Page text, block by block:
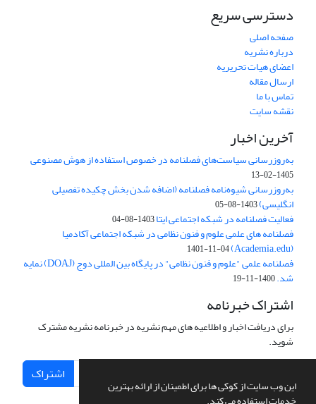
این وب سایت از کوکی ها برای اطمینان از ارائه بهترین
دسترسی سریع
صفحه اصلی
درباره نشریه
اعضای هیات تحریریه
ارسال مقاله
تماس با ما
نقشه سایت
آخرین اخبار
به‌روزرسانی سیاست‌های فصلنامه در خصوص استفاده از هوش مصنوعی
1405-02-13
به‌روزرسانی شیوه‌نامه فصلنامه (اضافه شدن بخش چکیده تفصیلی
انگلیسی)1403-08-05
فعالیت فصلنامه در شبکه اجتماعی ایتا1403-08-04
فصلنامه های علمی علوم و فنون نظامی در شبکه اجتماعی آکادمیا
(Academia.edu)
1401-11-04
فصلنامه علمی "علوم و فنون نظامی" در پایگاه بین المللی دوج (DOAJ) نمایه
شد.1400-11-19
اشتراک خبرنامه
برای دریافت اخبار و اطلاعیه های مهم نشریه در خبرنامه نشریه مشترک
شوید.
اشتراک